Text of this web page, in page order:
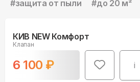
#защита от пыли #до 20 м²
КИВ NEW Комфорт
Клапан
6 100 ₽ i